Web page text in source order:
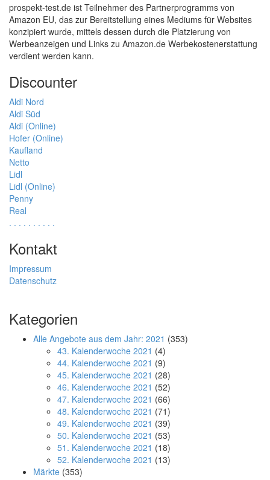
prospekt-test.de ist Teilnehmer des Partnerprogramms von
Amazon EU, das zur Bereitstellung eines Mediums für Websites
konzipiert wurde, mittels dessen durch die Platzierung von
Werbeanzeigen und Links zu Amazon.de Werbekostenerstattung
verdient werden kann.
Discounter
Aldi Nord
Aldi Süd
Aldi (Online)
Hofer (Online)
Kaufland
Netto
Lidl
Lidl (Online)
Penny
Real
. . . . . . . . . .
Kontakt
Impressum
Datenschutz
Kategorien
Alle Angebote aus dem Jahr: 2021 (353)
43. Kalenderwoche 2021 (4)
44. Kalenderwoche 2021 (9)
45. Kalenderwoche 2021 (28)
46. Kalenderwoche 2021 (52)
47. Kalenderwoche 2021 (66)
48. Kalenderwoche 2021 (71)
49. Kalenderwoche 2021 (39)
50. Kalenderwoche 2021 (53)
51. Kalenderwoche 2021 (18)
52. Kalenderwoche 2021 (13)
Märkte (353)